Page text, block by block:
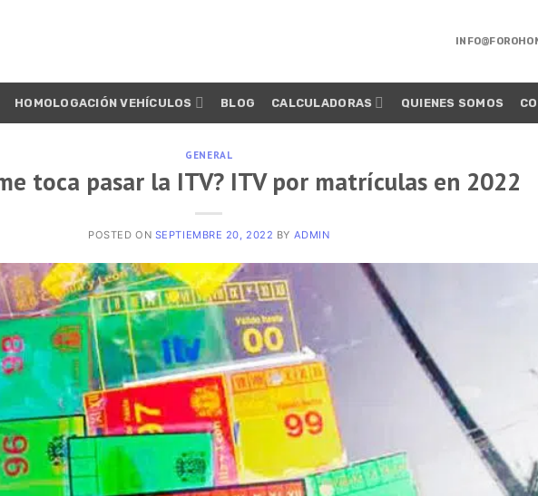
HOMOLOGACIÓN VEHÍCULOS BLOG CALCULADORAS QUIENES SOMOS
GENERAL
toca pasar la ITV? ITV por matrículas en 2022
POSTED ON SEPTIEMBRE 20, 2022 BY ADMIN